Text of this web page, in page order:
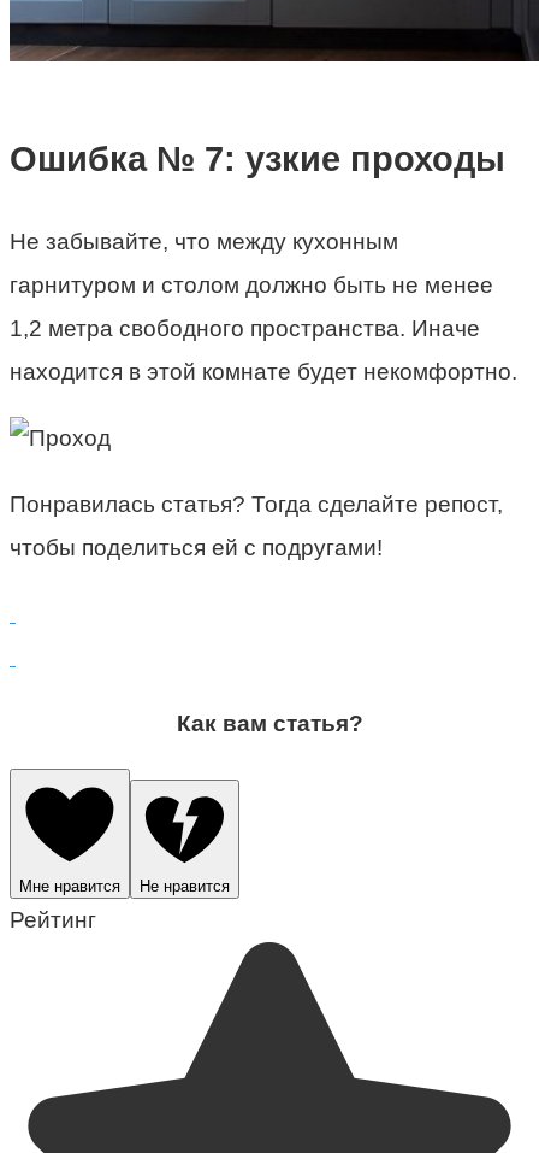
Ошибка № 7: узкие проходы
Не забывайте, что между кухонным
гарнитуром и столом должно быть не менее
1,2 метра свободного пространства. Иначе
находится в этой комнате будет некомфортно.
Понравилась статья? Тогда сделайте репост,
чтобы поделиться ей с подругами!
Как вам статья?
Мне нравится Не нравится
Рейтинг